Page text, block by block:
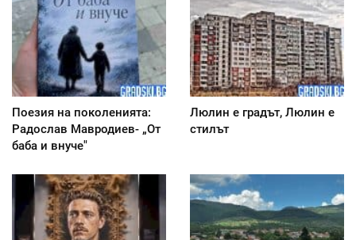
Поезия на поколенията:
Радослав Мавродиев- „От
баба и внуче"
Люлин е градът, Люлин е
стилът